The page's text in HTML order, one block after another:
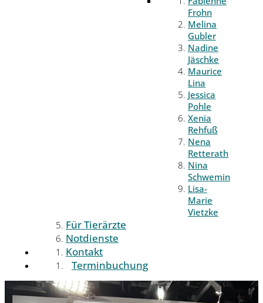
Frohn
Melina
Gubler
Nadine
Jäschke
Maurice
Lina
Jessica
Pohle
Xenia
Rehfuß
Nena
Retterath
Nina
Schwemin
Lisa-
Marie
Vietzke
Für Tierärzte
Notdienste
Kontakt
Terminbuchung